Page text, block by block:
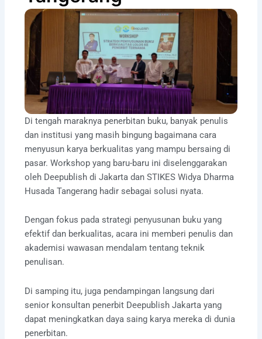
Di tengah maraknya penerbitan buku, banyak penulis
dan institusi yang masih bingung bagaimana cara
menyusun karya berkualitas yang mampu bersaing di
pasar. Workshop yang baru-baru ini diselenggarakan
oleh Deepublish di Jakarta dan STIKES Widya Dharma
Husada Tangerang hadir sebagai solusi nyata.
Dengan fokus pada strategi penyusunan buku yang
efektif dan berkualitas, acara ini memberi penulis dan
akademisi wawasan mendalam tentang teknik
penulisan.
Di samping itu, juga pendampingan langsung dari
senior konsultan penerbit Deepublish Jakarta yang
dapat meningkatkan daya saing karya mereka di dunia
penerbitan.